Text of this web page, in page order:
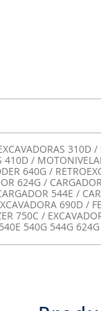
310D
410D /
640G /
624G /
544E /
690D /
750C /
540G 544G 624G